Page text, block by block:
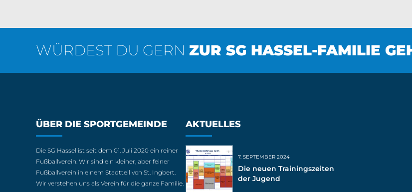
WÜRDEST DU GERN ZUR SG HASSEL-FAMILIE
ÜBER DIE SPORTGEMEINDE
Die SG Hassel ist seit dem 01. Juli 2020 ein reiner
Fußballverein. Wir sind ein kleiner, aber feiner
Fußballverein in einem Stadtteil von St. Ingbert.
Wir verstehen uns als Verein für die ganze Familie.
AKTUELLES
7. SEPTEMBER 2024
Die neuen Trainingszeiten
der Jugend